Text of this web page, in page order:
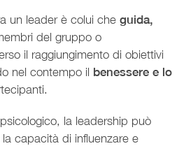
un leader è colui che guida,
del gruppo o
il raggiungimento di obiettivi
nel contempo il benessere e lo
la leadership può
capacità di influenzare e